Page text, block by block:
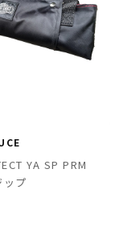
YA SP PRM
ップ